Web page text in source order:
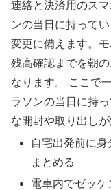
連絡と決済用のス
ンの当日に持って
変更に備えます。
残高確認までを朝
なります。 ここで
ラソンの当日に持
な開封や取り出し
自宅出発前に
まとめる
電車内でゼッ